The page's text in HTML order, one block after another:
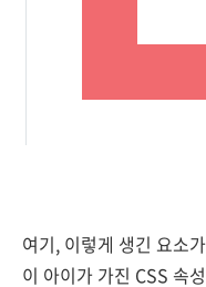
여기, 이렇게 생긴 요소
이 아이가 가진 CSS 속